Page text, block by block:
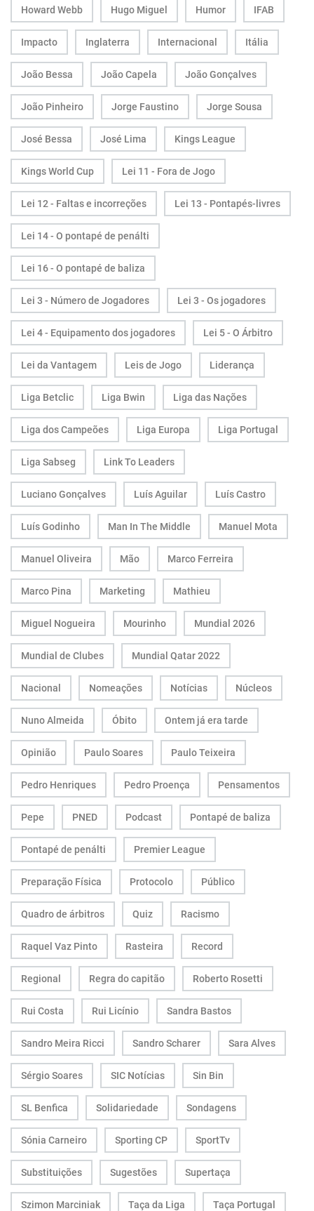
Howard Webb Hugo Miguel Humor IFAB
Impacto Inglaterra Internacional Itália
João Bessa João Capela João Gonçalves
João Pinheiro Jorge Faustino Jorge Sousa
José Bessa José Lima Kings League
Kings World Cup Lei 11 - Fora de Jogo
Lei 12 - Faltas e incorreções Lei 13 - Pontapés-livres
Lei 14 - O pontapé de penálti
Lei 16 - O pontapé de baliza
Lei 3 - Número de Jogadores Lei 3 - Os jogadores
Lei 4 - Equipamento dos jogadores Lei 5 - O Árbitro
Lei da Vantagem Leis de Jogo Liderança
Liga Betclic Liga Bwin Liga das Nações
Liga dos Campeões Liga Europa Liga Portugal
Liga Sabseg Link To Leaders
Luciano Gonçalves Luís Aguilar Luís Castro
Luís Godinho Man In The Middle Manuel Mota
Manuel Oliveira Mão Marco Ferreira
Marco Pina Marketing Mathieu
Miguel Nogueira Mourinho Mundial 2026
Mundial de Clubes Mundial Qatar 2022
Nacional Nomeações Notícias Núcleos
Nuno Almeida Óbito Ontem já era tarde
Opinião Paulo Soares Paulo Teixeira
Pedro Henriques Pedro Proença Pensamentos
Pepe PNED Podcast Pontapé de baliza
Pontapé de penálti Premier League
Preparação Física Protocolo Público
Quadro de árbitros Quiz Racismo
Raquel Vaz Pinto Rasteira Record
Regional Regra do capitão Roberto Rosetti
Rui Costa Rui Licínio Sandra Bastos
Sandro Meira Ricci Sandro Scharer Sara Alves
Sérgio Soares SIC Notícias Sin Bin
SL Benfica Solidariedade Sondagens
Sónia Carneiro Sporting CP SportTv
Substituições Sugestões Supertaça
Szimon Marciniak Taça da Liga Taça Portugal